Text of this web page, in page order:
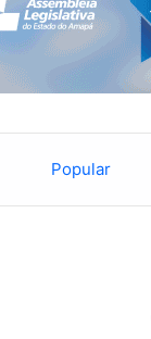
Popular